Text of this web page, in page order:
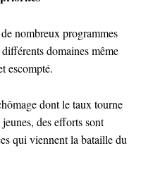
nombreux programmes
domaines même
escompté.
dont le taux tourne
des efforts sont
qui viennent la bataille du